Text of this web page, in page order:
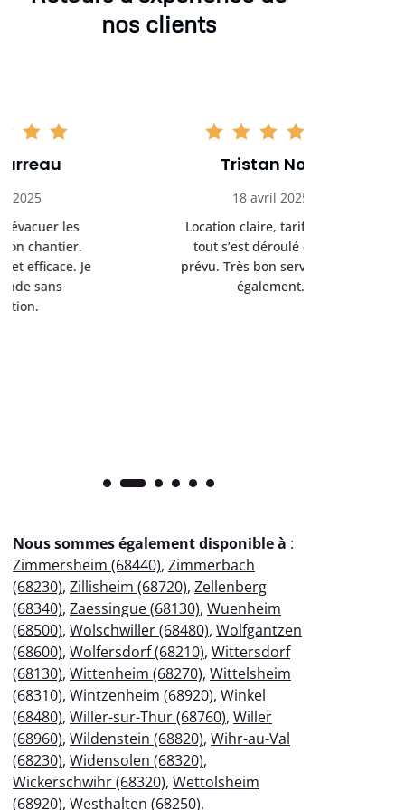
nos clients
Location claire, tarifs justes,
tout s’est déroulé comme
prévu. Très bon service client
Nous sommes également disponible à :
Zimmersheim (68440), Zimmerbach
(68230), Zillisheim (68720), Zellenberg
(68340), Zaessingue (68130), Wuenheim
(68500), Wolschwiller (68480), Wolfgantzen
(68600), Wolfersdorf (68210), Wittersdorf
(68130), Wittenheim (68270), Wittelsheim
(68310), Wintzenheim (68920), Winkel
(68480), Willer-sur-Thur (68760), Willer
(68960), Wildenstein (68820), Wihr-au-Val
(68230), Widensolen (68320),
Wickerschwihr (68320), Wettolsheim
(68920), Westhalten (68250),